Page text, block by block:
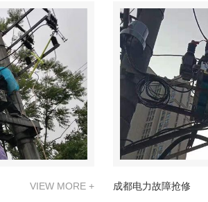
VIEW MORE + 成都电力故障抢修